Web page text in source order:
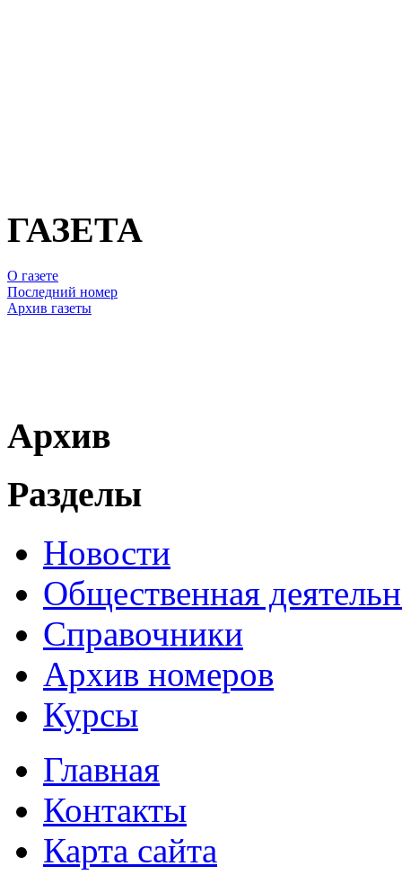
ГАЗЕТА
О газете
Последний номер
Архив газеты
Архив
Разделы
Новости
Общественная
Справочники
Архив номеров
Курсы
Главная
Контакты
Карта сайта